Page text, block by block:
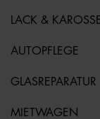
LACK &
AUTOPFLEGE
GLASREPARATUR
MIETWAGEN